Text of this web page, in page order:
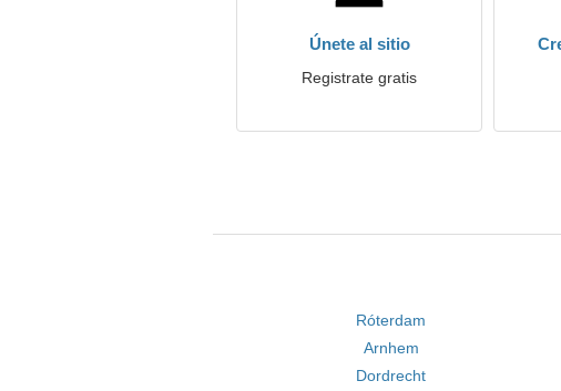
Únete al sitio
Registrate gratis
Róterdam
Arnhem
Dordrecht